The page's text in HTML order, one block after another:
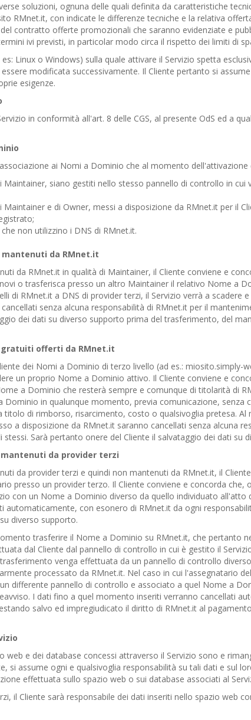
soluzioni, ognuna delle quali definita da caratteristiche
RMnet.it, con indicate le differenze tecniche e la relativa
contratto offerte promozionali che saranno evidenziate e
ivi previsti, in particolar modo circa il rispetto dei limiti di
Linux o Windows) sulla quale attivare il Servizio spetta
modificata successivamente. Il Cliente pertanto si
esigenze.
in conformità all'art. 8 delle CGS, al presente OdS ed a
ai Nomi a Dominio che al momento dell'attivazione
Maintainer, siano gestiti nello stesso pannello di controllo in cui
e di Owner, messi a disposizione da RMnet.it per il
non utilizzino i DNS di RMnet.it.
mantenuti da RMnet.it
da RMnet.it in qualità di Maintainer, il Cliente conviene e
o trasferisca presso un altro Maintainer il relativo Nome a
di RMnet.it a DNS di provider terzi, il Servizio verrà a scadere
senza alcuna responsabilità di RMnet.it per il
dei dati su diverso supporto prima del trasferimento, del
gratuiti offerti da RMnet.it
dei Nomi a Dominio di terzo livello (ad es.: miosito.simply-
un proprio Nome a Dominio attivo. Il Cliente conviene e
a Dominio che resterà sempre e comunque di titolarità di
in qualunque momento, previa comunicazione, senza
titolo di rimborso, risarcimento, costo o qualsivoglia pretesa.
a disposizione da RMnet.it saranno cancellati senza alcuna
Sarà pertanto onere del Cliente il salvataggio dei dati su
da provider terzi
da provider terzi e quindi non mantenuti da RMnet.it, il
presso un provider terzo. Il Cliente conviene e concorda che,
con un Nome a Dominio diverso da quello individuato all'atto
automaticamente, con esonero di RMnet.it da ogni
diverso supporto.
trasferire il Nome a Dominio su RMnet.it, che pertanto
dal Cliente dal pannello di controllo in cui è gestito il
venga effettuata da un pannello di controllo
processato da RMnet.it. Nel caso in cui l'assegnatario
differente pannello di controllo e associato a quel Nome a
I dati fino a quel momento inseriti verranno cancellati
salvo ed impregiudicato il diritto di RMnet.it al
web e dei database concessi attraverso il Servizio sono e
si assume ogni e qualsivoglia responsabilità su tali dati e sul
effettuata sullo spazio web o sui database associati al
il Cliente sarà responsabile dei dati inseriti nello spazio web